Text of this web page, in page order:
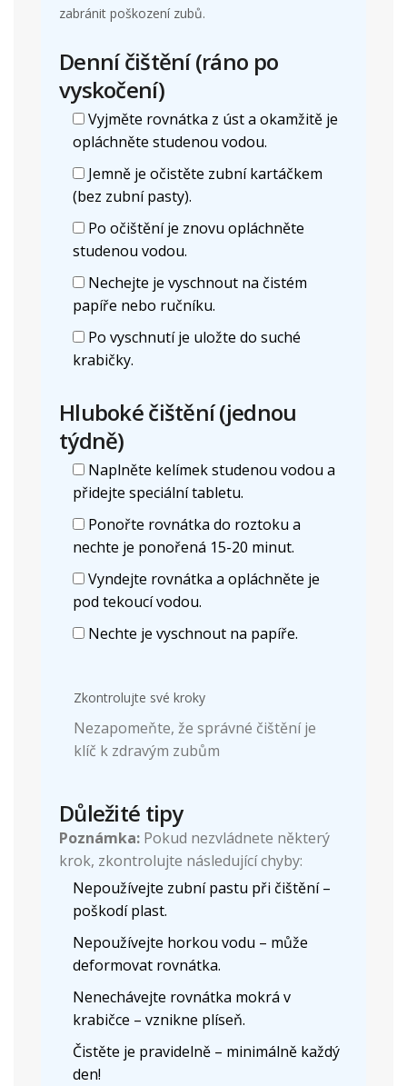
zabránit poškození zubů.
Denní čištění (ráno po
vyskočení)
Vyjměte rovnátka z úst a okamžitě je
opláchněte studenou vodou.
Jemně je očistěte zubní kartáčkem
(bez zubní pasty).
Po očištění je znovu opláchněte
studenou vodou.
Nechejte je vyschnout na čistém
papíře nebo ručníku.
Po vyschnutí je uložte do suché
krabičky.
Hluboké čištění (jednou
týdně)
Naplněte kelímek studenou vodou a
přidejte speciální tabletu.
Ponořte rovnátka do roztoku a
nechte je ponořená 15-20 minut.
Vyndejte rovnátka a opláchněte je
pod tekoucí vodou.
Nechte je vyschnout na papíře.
Zkontrolujte své kroky
Nezapomeňte, že správné čištění je
klíč k zdravým zubům
Důležité tipy
Poznámka: Pokud nezvládnete některý
krok, zkontrolujte následující chyby:
Nepoužívejte zubní pastu při čištění –
poškodí plast.
Nepoužívejte horkou vodu – může
deformovat rovnátka.
Nenechávejte rovnátka mokrá v
krabičce – vznikne plíseň.
Čistěte je pravidelně – minimálně každý
den!